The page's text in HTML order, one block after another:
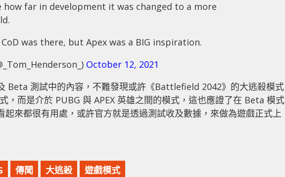
how far in development it was changed to a more
was there, but Apex was a BIG inspiration.
October 12, 2021
Beta 測試中的內容，不難發現或許《Battlefield 2042》的大逃殺模式
，而是介於 PUBG 與 APEX 英雄之間的模式，這也應證了在 Beta 模式
起來都很有用處，或許官方就是透過測試收及數據，來做為遊戲正式上
傳聞 大逃殺 遊戲模式